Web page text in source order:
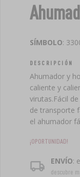
SÍMBOLO:
DESCRIPCIÓN
Ahumador y
caliente y
virutas.Fácil
de transporte
el ahumador
¡OPORTUNIDAD!
ENVÍO:
descubre